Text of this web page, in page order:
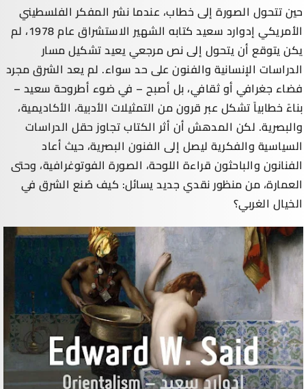
حين تتحول الصورة إلى خطاب، عندما نشر المفكر الفلسطيني
الأمريكي إدوارد سعيد كتابه الشهير الاستشراق عام 1978، لم
يكن يتوقع أن يتحول إلى نص مرجعي يعيد تشكيل مسار
الدراسات الإنسانية والفنون على حد سواء. لم يعد الشرق مجرد
فضاء جغرافي أو ثقافي، بل أصبح – في ضوء أطروحة سعيد –
بناءً خطابياً تشكل عبر قرون من التمثيلات الأدبية، الأكاديمية،
والبصرية. لكن المدهش أن أثر الكتاب تجاوز حقل الدراسات
السياسية والفكرية ليصل إلى الفنون البصرية، حيث أعاد
الفنانون والباحثون قراءة اللوحة، الصورة الفوتوغرافية، وحتى
العمارة، من منظور نقدي جديد يسائل: كيف صُنع الشرق في
الخيال الغربي؟